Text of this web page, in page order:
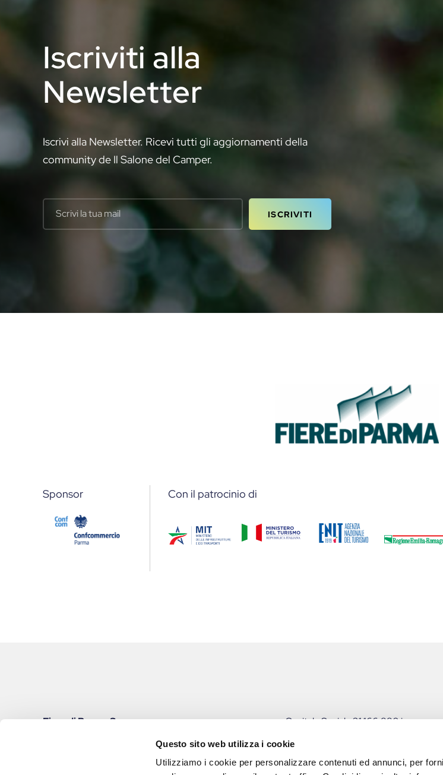
Questo sito web utilizza i cookie
Utilizziamo i cookie per personalizzare contenuti ed annunci, per
Iscriviti alla
Newsletter
Iscrivi alla Newsletter. Ricevi tutti gli aggiornamenti della
community de Il Salone del Camper.
Your email
Sponsor Con il patrocinio di
Fiere di Parma S.p.a.
Iscritta al Registro Imprese di Parma
Capitale Sociale 31.166.880 i.v.